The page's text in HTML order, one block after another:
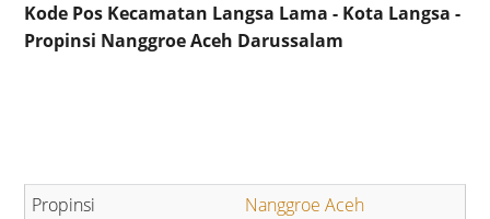
Kode Pos Kecamatan Langsa Lama - Kota Langsa -
Propinsi Nanggroe Aceh Darussalam
Nanggroe Aceh